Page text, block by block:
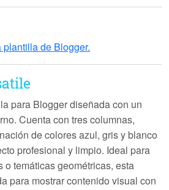
de Blogger.
para Blogger diseñada con un
Cuenta con tres columnas,
de colores azul, gris y blanco
profesional y limpio. Ideal para
o temáticas geométricas, esta
para mostrar contenido visual con